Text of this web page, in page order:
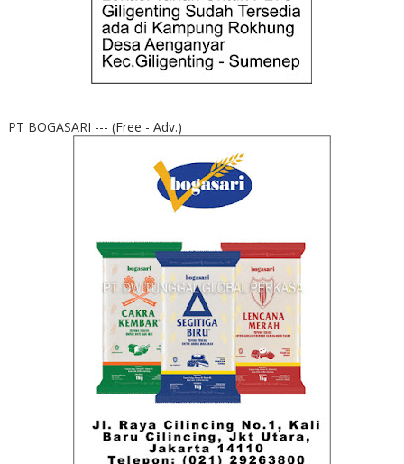
PT BOGASARI --- (Free - Adv.)